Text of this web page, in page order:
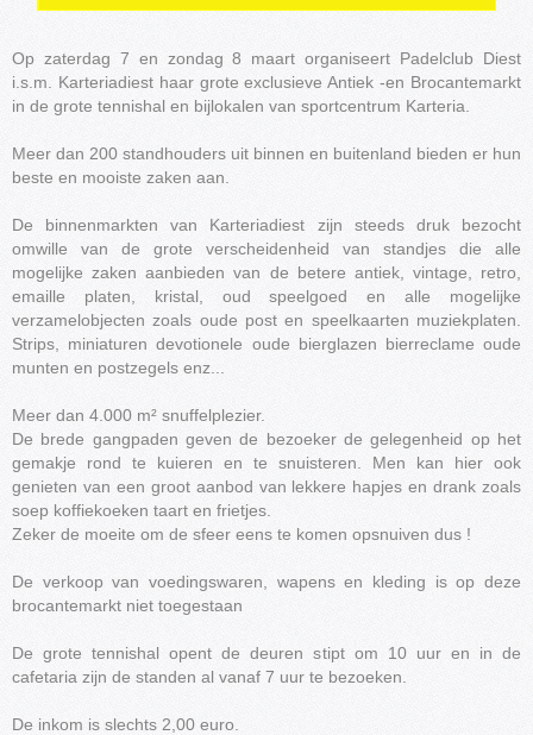
Op zaterdag 7 en zondag 8 maart organiseert Padelclub Diest
i.s.m. Karteriadiest haar grote exclusieve Antiek -en Brocantemarkt
in de grote tennishal en bijlokalen van sportcentrum Karteria.
Meer dan 200 standhouders uit binnen en buitenland bieden er hun
beste en mooiste zaken aan.
De binnenmarkten van Karteriadiest zijn steeds druk bezocht
omwille van de grote verscheidenheid van standjes die alle
mogelijke zaken aanbieden van de betere antiek, vintage, retro,
emaille platen, kristal, oud speelgoed en alle mogelijke
verzamelobjecten zoals oude post en speelkaarten muziekplaten.
Strips, miniaturen devotionele oude bierglazen bierreclame oude
munten en postzegels enz...
Meer dan 4.000 m² snuffelplezier.
De brede gangpaden geven de bezoeker de gelegenheid op het
gemakje rond te kuieren en te snuisteren. Men kan hier ook
genieten van een groot aanbod van lekkere hapjes en drank zoals
soep koffiekoeken taart en frietjes.
Zeker de moeite om de sfeer eens te komen opsnuiven dus !
De verkoop van voedingswaren, wapens en kleding is op deze
brocantemarkt niet toegestaan
De grote tennishal opent de deuren stipt om 10 uur en in de
cafetaria zijn de standen al vanaf 7 uur te bezoeken.
De inkom is slechts 2,00 euro.